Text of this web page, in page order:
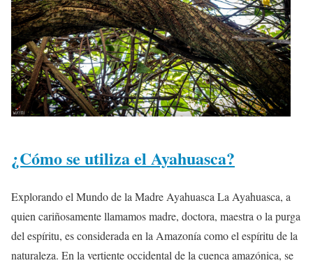
¿Cómo se utiliza el Ayahuasca?
Explorando el Mundo de la Madre Ayahuasca La Ayahuasca, a
quien cariñosamente llamamos madre, doctora, maestra o la purga
del espíritu, es considerada en la Amazonía como el espíritu de la
naturaleza. En la vertiente occidental de la cuenca amazónica, se